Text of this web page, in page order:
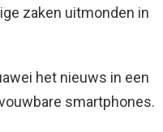
zaken uitmonden in
het nieuws in een
smartphones.